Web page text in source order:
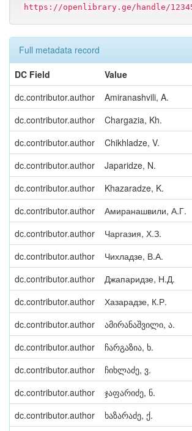
https://openlibrary.ge/handle/
Full metadata record
DC Field
Value
dc.contributor.author
Amiranashvili, A.
dc.contributor.author
Chargazia, Kh.
dc.contributor.author
Chikhladze, V.
dc.contributor.author
Japaridze, N.
dc.contributor.author
Khazaradze, K.
dc.contributor.author
Амиранашвили, А.Г.
dc.contributor.author
Чаргазия, Х.З.
dc.contributor.author
Чихладзе, В.А.
dc.contributor.author
Джапаридзе, Н.Д.
dc.contributor.author
Хазарадзе, К.Р.
dc.contributor.author
ამირანაშვილი, ა.
dc.contributor.author
ჩარგაზია, ხ.
dc.contributor.author
ჩიხლაძე, ვ.
dc.contributor.author
ჯაფარიძე, ნ.
dc.contributor.author
ხაზარაძე, ქ.